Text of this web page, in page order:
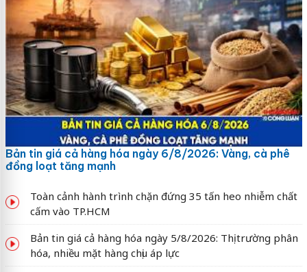
Bản tin giá cả hàng hóa ngày 6/8/2026: Vàng, cà phê
đồng loạt tăng mạnh
Toàn cảnh hành trình chặn đứng 35 tấn heo nhiễm chất
cấm vào TP.HCM
Bản tin giá cả hàng hóa ngày 5/8/2026: Thị trường phân
hóa, nhiều mặt hàng chịu áp lực